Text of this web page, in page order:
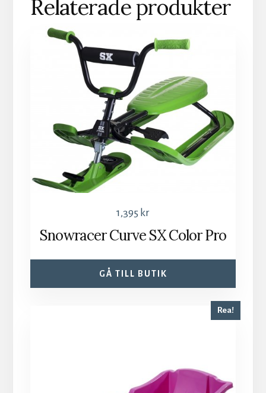
Relaterade produkter
1,395 kr
Snowracer Curve SX Color Pro
GÅ TILL BUTIK
Rea!